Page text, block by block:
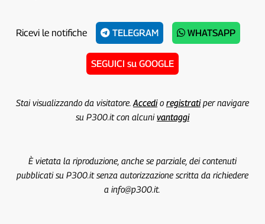
Ricevi le notifiche TELEGRAM WHATSAPP
SEGUICI su GOOGLE
Stai visualizzando da visitatore. Accedio registratiper navigare
su P300.it con alcunivantaggi
È vietata la riproduzione, anche se parziale, dei contenuti
pubblicati su P300.it senza autorizzazione scritta da richiedere
a info@p300.it.